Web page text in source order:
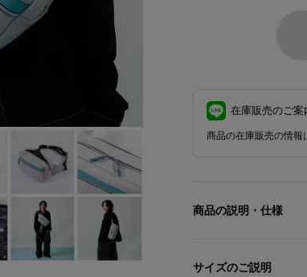
在庫販売のご案
商品の在庫販売の情報
商品の説明・仕様
静かに任務を遂行する
サイズのご説明